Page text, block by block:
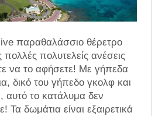
παραθαλάσσιο θέρετρο
πολυτελείς ανέσεις
να το αφήσετε! Με γήπεδα
δικό του γήπεδο γκολφ και
αυτό το κατάλυμα δεν
Τα δωμάτια είναι εξαιρετικά